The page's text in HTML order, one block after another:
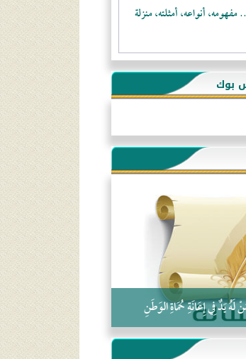
أنواعه، أمثلته، منزلة
الكرام رضي الله عنهم
في الجزائر
بوك
يَدٌ فِي إِعَانَةِ حُمَاةِ الوَطَنِ